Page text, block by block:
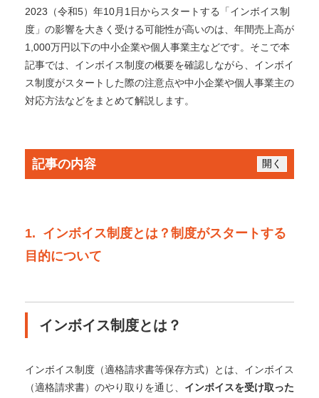
2023（令和5）年10月1日からスタートする「インボイス制
度」 の影響を大きく受ける可能性が高いのは、年間売上高が
1,000万円以下の中小企業や個人事業主などです。 そこで本
記事では、インボイス制度の概要を確認しながら、インボイ
ス制度がスタートした際の注意点や中小企業や個人事業主の
対応方法などをまとめて解説します。
記事の内容 開く
1. インボイス制度とは？制度がスタートする
目的について
インボイス制度とは？
インボイス制度（適格請求書等保存方式）とは、インボイス
（適格請求書）のやり取りを通じ、 インボイスを受け取った